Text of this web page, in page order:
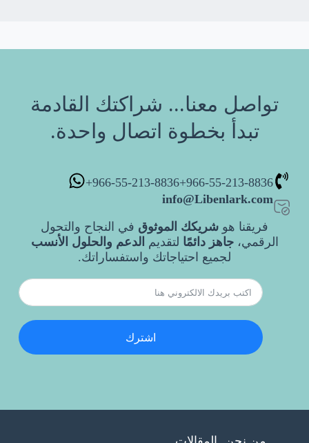
تواصل معنا... شراكتك القادمة
تبدأ بخطوة اتصال واحدة.
966-55-213-8836+
966-55-213-8836+
info@Libenlark.com
فريقنا هو شريكك الموثوق في النجاح والتحول
الرقمي،جاهز دائمًا لتقديم الدعم والحلول الأنسب
لجميع احتياجاتك واستفساراتك.
اشترك